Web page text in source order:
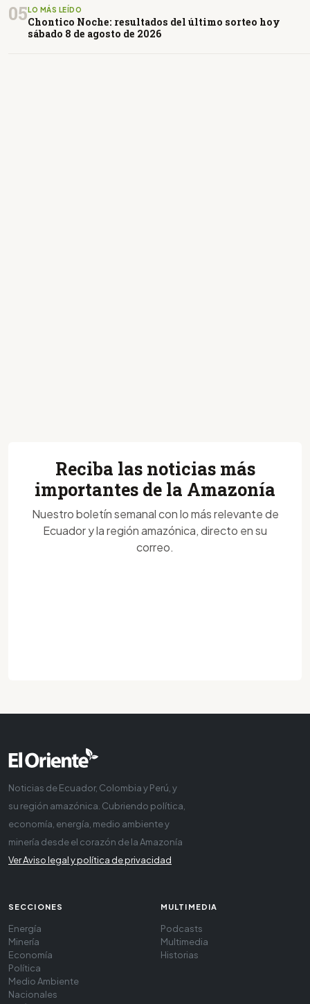
05 LO MÁS LEÍDO
Chontico Noche: resultados del último sorteo hoy
sábado 8 de agosto de 2026
Reciba las noticias más
importantes de la Amazonía
Nuestro boletín semanal con lo más relevante de
Ecuador y la región amazónica, directo en su
correo.
Noticias de Ecuador, Colombia y Perú, y
su región amazónica. Cubriendo política,
economía, energía, medio ambiente y
minería desde el corazón de la Amazonía
Ver Aviso legal y política de privacidad
SECCIONES
Energía
Minería
Economía
Política
Medio Ambiente
Nacionales
MULTIMEDIA
Podcasts
Multimedia
Historias